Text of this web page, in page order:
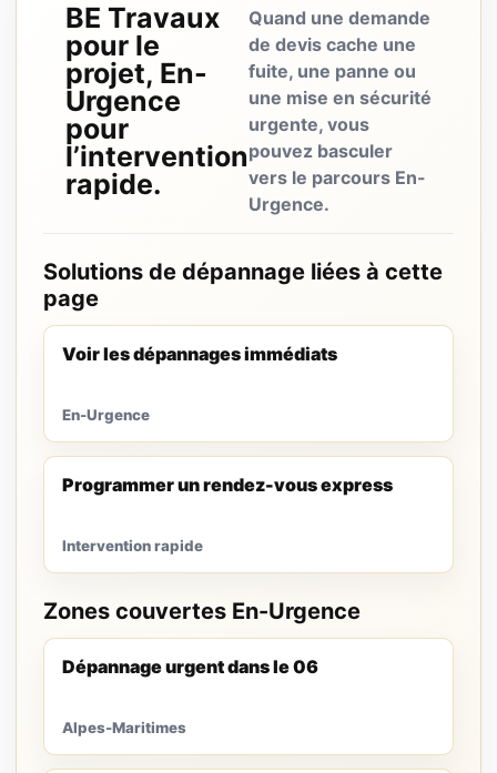
BE Travaux
pour le
projet, En-
Urgence
pour
l’intervention
rapide.
Quand une demande
de devis cache une
fuite, une panne ou
une mise en sécurité
urgente, vous
pouvez basculer
vers le parcours En-
Urgence.
Solutions de dépannage liées à cette
page
Voir les dépannages immédiats
En-Urgence
Programmer un rendez-vous express
Intervention rapide
Zones couvertes En-Urgence
Dépannage urgent dans le 06
Alpes-Maritimes